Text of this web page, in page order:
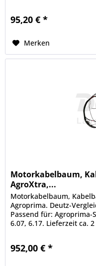
95,20 € *
Merken
Motorkabelbaum,
AgroXtra,...
Motorkabelbaum,
Agroprima. Deutz-
Passend für: Agroprima-
6.07, 6.17. Lieferzeit ca.
952,00 € *